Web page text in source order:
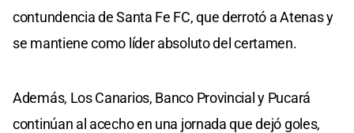
contundencia de Santa Fe FC, que derrotó a Atenas y
se mantiene como líder absoluto del certamen.
Además, Los Canarios, Banco Provincial y Pucará
continúan al acecho en una jornada que dejó goles,